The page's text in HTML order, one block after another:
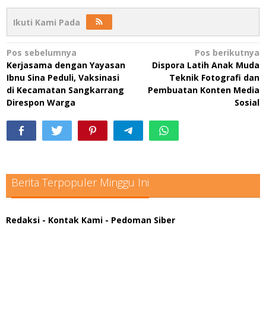
Ikuti Kami Pada
Navigasi
pos
Pos sebelumnya
Kerjasama dengan Yayasan
Ibnu Sina Peduli, Vaksinasi
di Kecamatan Sangkarrang
Direspon Warga
Pos berikutnya
Dispora Latih Anak Muda
Teknik Fotografi dan
Pembuatan Konten Media
Sosial
Berita Terpopuler Minggu Ini
Redaksi - Kontak Kami - Pedoman Siber